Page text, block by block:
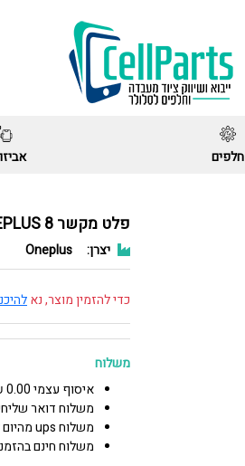
חלפים
פלט מקשר ONEPLUS 8
יצרן: Oneplus
כדי להזמין מוצר, נא
משלוח
איסוף עצמי 0.00 ₪
משלוח דואר שליחים עד 5 ימי
משלוח ups מהיום למחר לרוב איזורי הארץ 50.00 ₪
משלוח חינם בהזמנה מעל